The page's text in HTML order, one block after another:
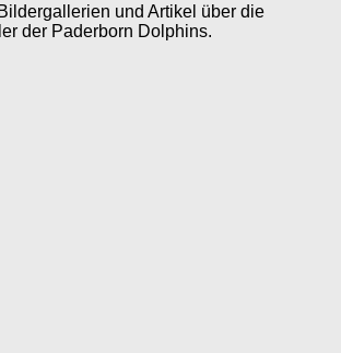
und Artikel über die
der Paderborn Dolphins.